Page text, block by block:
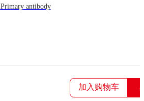
Primary antibody
加入购物车